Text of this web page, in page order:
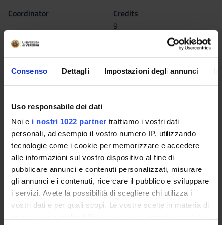
Consenso Dettagli Impostazioni degli annunci
Uso responsabile dei dati
Noi e i nostri 1022 partner trattiamo i vostri dati
personali, ad esempio il vostro numero IP, utilizzando
tecnologie come i cookie per memorizzare e accedere
alle informazioni sul vostro dispositivo al fine di
pubblicare annunci e contenuti personalizzati, misurare
gli annunci e i contenuti, ricercare il pubblico e sviluppare
i servizi. Avete la possibilità di scegliere chi utilizza i
vostri dati e per quali scopi. Le vostre scelte in materia di
Coordinator
Credits
9
Language
Italian
Scientific Disciplinary Sector (SSD)
Period
1° periodo di lezioni dal Oct 1, 2015 al Dec 16, 2015.
Seminars 0
Learning outcomes
The reflection on the legal organization of inter-subjective
relationships represents the background of this academic
discipline. Within such a frame, Philosophy of Law aims at